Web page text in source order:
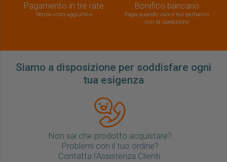
Pagamento in tre rate
Senza costi aggiuntivi
Bonifico bancario
Paga quando vuoi e noi partiamo
con la spedizione
Siamo a disposizione per soddisfare ogni
tua esigenza
Non sai che prodotto acquistare?
Problemi con il tuo ordine?
Contatta l’Assistenza Clienti.